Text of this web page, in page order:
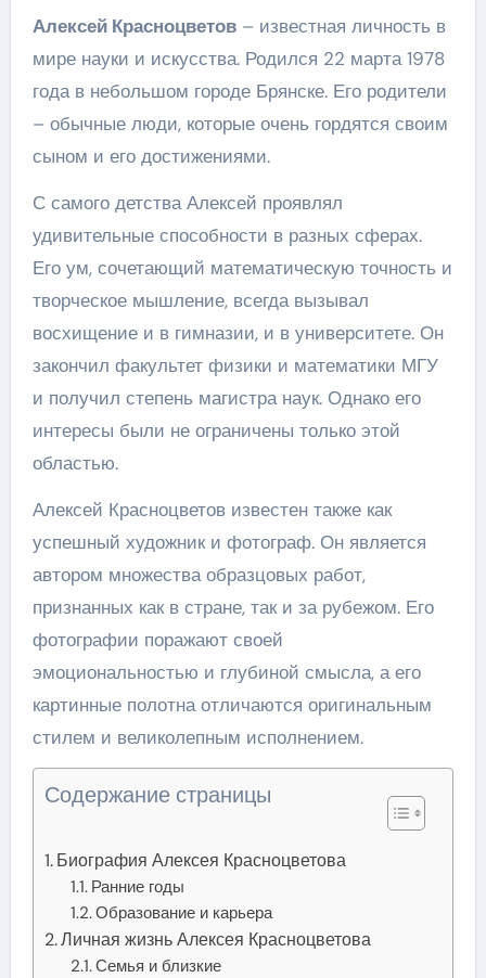
Алексей Красноцветов– известная личность в
мире науки и искусства. Родился 22 марта 1978
года в небольшом городе Брянске. Его родители
– обычные люди, которые очень гордятся своим
сыном и его достижениями.
С самого детства Алексей проявлял
удивительные способности в разных сферах.
Его ум, сочетающий математическую точность и
творческое мышление, всегда вызывал
восхищение и в гимназии, и в университете. Он
закончил факультет физики и математики МГУ
и получил степень магистра наук. Однако его
интересы были не ограничены только этой
областью.
Алексей Красноцветов известен также как
успешный художник и фотограф. Он является
автором множества образцовых работ,
признанных как в стране, так и за рубежом. Его
фотографии поражают своей
эмоциональностью и глубиной смысла, а его
картинные полотна отличаются оригинальным
стилем и великолепным исполнением.
Содержание страницы
Биография Алексея Красноцветова
Ранние годы
Образование и карьера
Личная жизнь Алексея Красноцветова
Семья и близкие